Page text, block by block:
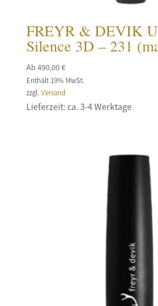
FREYR & DEVIK
Silence 3D – 231
Ab 490,00€
Enthält 19% MwSt.
zzgl. Versand
Lieferzeit: ca. 3-4 Werktage